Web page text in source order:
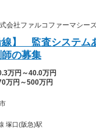
社ファルコファーマシー
線】 監査システム
の募集
万円～40.0万円
万円～500万円
塚口(阪急)駅